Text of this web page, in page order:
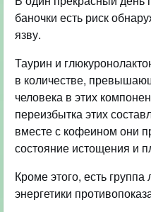
баночки есть риск
язву.
Таурин и
в количестве,
человека в этих
переизбытка этих
вместе с кофеином они
состояние истощения и
Кроме этого, есть
энергетики